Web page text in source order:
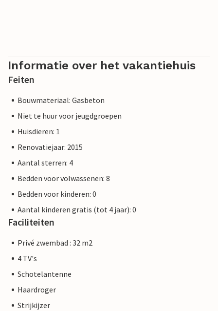
Informatie over het vakantiehuis
Feiten
Bouwmateriaal: Gasbeton
Niet te huur voor jeugdgroepen
Huisdieren: 1
Renovatiejaar: 2015
Aantal sterren: 4
Bedden voor volwassenen: 8
Bedden voor kinderen: 0
Aantal kinderen gratis (tot 4 jaar): 0
Faciliteiten
Privé zwembad : 32 m2
4 TV's
Schotelantenne
Haardroger
Strijkijzer